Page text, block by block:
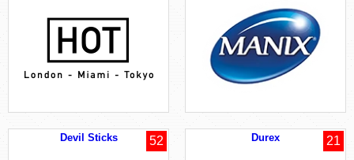
Devil Sticks 52 Durex 21